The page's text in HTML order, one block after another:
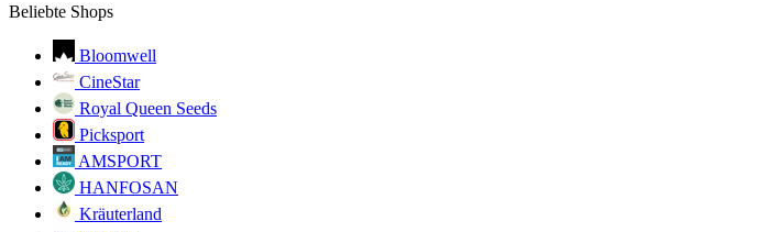
Beliebte Shops
Bloomwell
CineStar
Royal Queen Seeds
Picksport
AMSPORT
HANFOSAN
Kräuterland